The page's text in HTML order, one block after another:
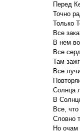
Перед
Точно
Только
Все
В нем
Все
Там
Все
Солнца
В
Все,
Словно
Но